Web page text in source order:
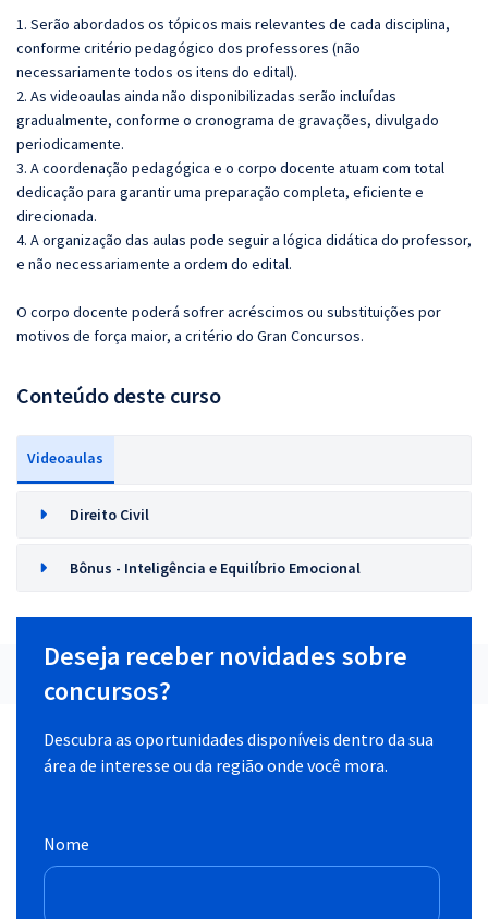
1. Serão abordados os tópicos mais relevantes de cada disciplina,
conforme critério pedagógico dos professores (não
necessariamente todos os itens do edital).
2. As videoaulas ainda não disponibilizadas serão incluídas
gradualmente, conforme o cronograma de gravações, divulgado
periodicamente.
3. A coordenação pedagógica e o corpo docente atuam com total
dedicação para garantir uma preparação completa, eficiente e
direcionada.
4. A organização das aulas pode seguir a lógica didática do professor,
e não necessariamente a ordem do edital.
O corpo docente poderá sofrer acréscimos ou substituições por
motivos de força maior, a critério do Gran Concursos.
Conteúdo deste curso
Videoaulas
Direito Civil
Bônus - Inteligência e Equilíbrio Emocional
Deseja receber novidades sobre
concursos?
Descubra as oportunidades disponíveis dentro da sua
área de interesse ou da região onde você mora.
Nome